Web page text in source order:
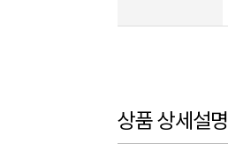
상품 상세설명